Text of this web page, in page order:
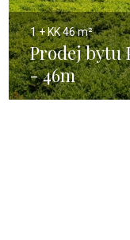
1 + KK46 m²
Prodej bytu
- 46m